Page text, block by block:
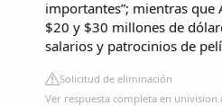
importantes”; mientras que
$20 y $30 millones de
salarios y patrocinios de
Solicitud de eliminación
Ver respuesta completa en